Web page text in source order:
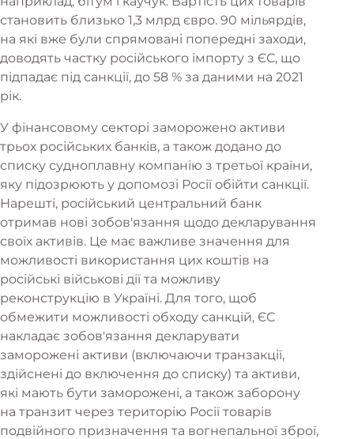
становить близько 1,3 млрд євро. 90 мільярдів,
на які вже були спрямовані попередні заходи,
доводять частку російського імпорту з ЄС, що
підпадає під санкції, до 58 % за даними на 2021
рік.
У фінансовому секторі заморожено активи
трьох російських банків, а також додано до
списку судноплавну компанію з третьої країни,
яку підозрюють у допомозі Росії обійти санкції.
Нарешті, російський центральний банк
отримав нові зобов'язання щодо декларування
своїх активів. Це має важливе значення для
можливості використання цих коштів на
російські військові дії та можливу
реконструкцію в Україні. Для того, щоб
обмежити можливості обходу санкцій, ЄС
накладає зобов'язання декларувати
заморожені активи (включаючи транзакції,
здійснені до включення до списку) та активи,
які мають бути заморожені, а також заборону
на транзит через територію Росії товарів
подвійного призначення та вогнепальної зброї,